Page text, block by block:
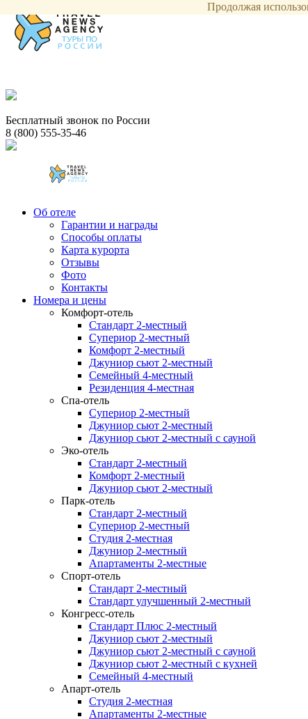
Бесплатный звонок по России
8 (800) 555-35-46
Об отеле
Гарантии и награды
Способы оплаты
Карта курорта
Отзывы
Фото
Контакты
Номера и цены
Комфорт-отель
Стандарт 2-местный
Супериор 2-местный
Комфорт 2-местный
Джуниор сьют 2-местный
Семейный 4-местный
Резиденция 4-местная
Спа-отель
Супериор 2-местный
Джуниор сьют 2-местный
Джуниор сьют 2-местный с сауной
Эко-отель
Стандарт 2-местный
Комфорт 2-местный
Джуниор сьют 2-местный
Парк-отель
Стандарт 2-местный
Супериор 2-местный
Студия 2-местная
Джуниор 2-местный
Апартаменты 2-местные
Спорт-отель
Стандарт 2-местный
Стандарт улучшенный 2-местный
Конгресс-отель
Стандарт Плюс 2-местный
Джуниор сьют 2-местный
Джуниор сьют 2-местный с сауной
Джуниор сьют 2-местный с кухней
Семейный 4-местный
Апарт-отель
Студия 2-местная
Апартаменты 2-местные
Продолжая